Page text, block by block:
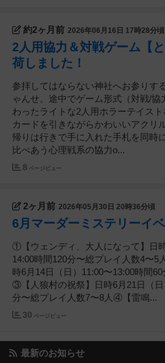
約2ヶ月前 2026年06月16日 17時28分頃
2人用協力＆対戦ゲーム【
荷しました！
参拝してはならない神社へお参りす
ゃんせ。途中でゲーム形式（対戦/協
わったライトな2人用ホラーテイス
カードを引きながらかわいいアクリ
帰りは行きで手に入れた手札を同時
比べあう心理戦系の協力o...
8 ページビュー
2ヶ月前 2026年05月30日 20時36分頃
6月マーダーミステリーイ
①【ウェンディ、大人になって】日
14:00時間120分〜総プレイ人数4〜5
時6月14日（日）11:00〜13:00時間
③【人狼村の祝祭】日時6月21日（日
分〜総プレイ人数7〜8人④【雷鳴...
30 ページビュー
最新のお知らせ